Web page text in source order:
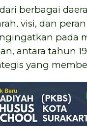
berbagai
visi, dan
pada
antara tahun
yang